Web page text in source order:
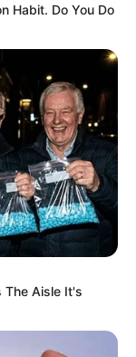
Habit. Do You Do
The Aisle It's